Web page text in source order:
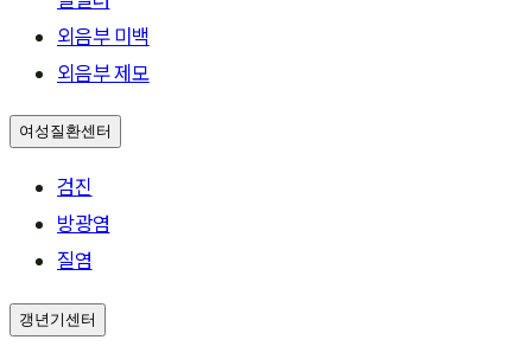
외음부 미백
외음부 제모
여성질환센터
검진
방광염
질염
갱년기센터